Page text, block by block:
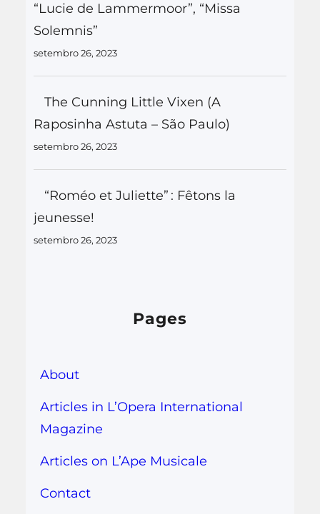
“Lucie de Lammermoor”, “Missa
Solemnis”
setembro 26, 2023
The Cunning Little Vixen (A
Raposinha Astuta – São Paulo)
setembro 26, 2023
“Roméo et Juliette” : Fêtons la
jeunesse!
setembro 26, 2023
Pages
About
Articles in L’Opera International
Magazine
Articles on L’Ape Musicale
Contact